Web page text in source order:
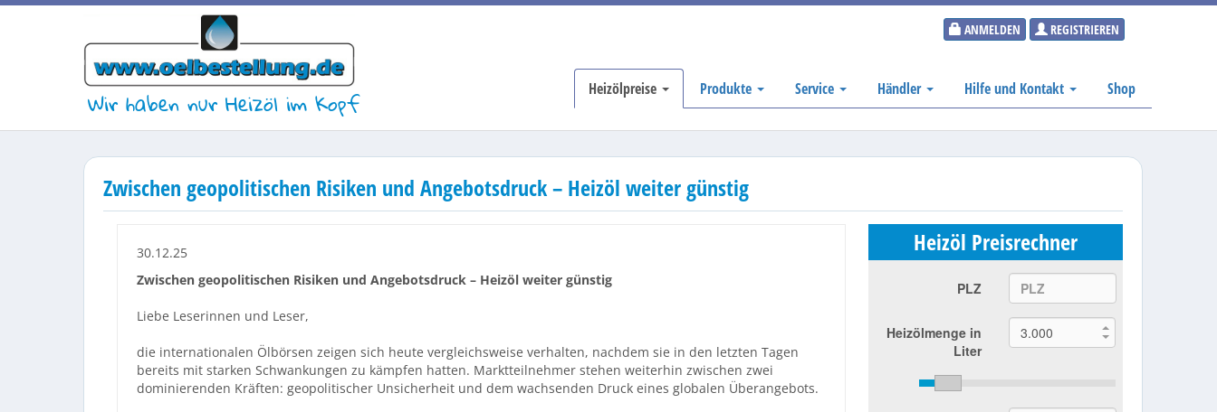
Wir haben nur Heizöl im Kopf
ANMELDEN REGISTRIEREN
Heizölpreise Produkte Service Händler Hilfe und Kontakt Shop
Zwischen geopolitischen Risiken und Angebotsdruck – Heizöl weiter günstig
30.12.25
Zwischen geopolitischen Risiken und Angebotsdruck – Heizöl weiter günstig
Liebe Leserinnen und Leser,
die internationalen Ölbörsen zeigen sich heute vergleichsweise verhalten, nachdem sie in den letzten Tagen
bereits mit starken Schwankungen zu kämpfen hatten. Marktteilnehmer stehen weiterhin zwischen zwei
dominierenden Kräften: geopolitischer Unsicherheit und dem wachsenden Druck eines globalen Überangebots.
Heizöl Preisrechner
PLZ
Heizölmenge in
Liter